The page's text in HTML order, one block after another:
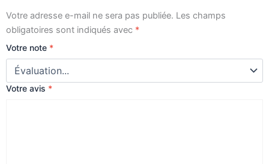
Votre adresse e-mail ne sera pas publiée. Les champs
obligatoires sont indiqués avec *
Votre note *
Votre avis *